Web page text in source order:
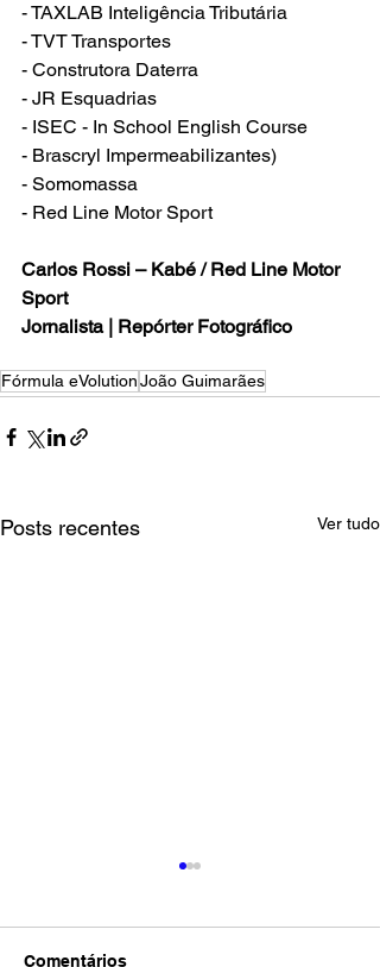
- TAXLAB Inteligência Tributária
- TVT Transportes
- Construtora Daterra
- JR Esquadrias
- ISEC - In School English Course
- Brascryl Impermeabilizantes)
- Somomassa
- Red Line Motor Sport
Carlos Rossi – Kabé / Red Line Motor
Sport
Jornalista | Repórter Fotográfico
Fórmula eVolutionJoão Guimarães
Posts recentes Ver tudo
Comentários